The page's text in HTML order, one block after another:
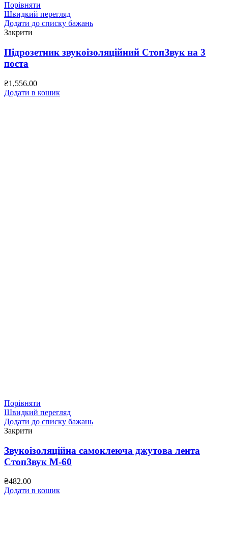
Порівняти
Швидкий перегляд
Додати до списку бажань
Закрити
Підрозетник звукоізоляційний СтопЗвук на 3
поста
₴1,556.00
Додати в кошик
Порівняти
Швидкий перегляд
Додати до списку бажань
Закрити
Звукоізоляційна самоклеюча джутова лента
СтопЗвук М-60
₴482.00
Додати в кошик